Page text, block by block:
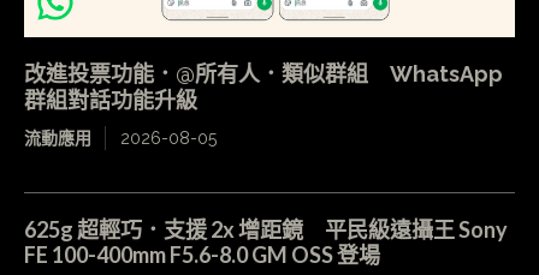
改進投票功能．@所有人．類似群組 WhatsApp
群組對話功能升級
流動應用 2026-08-05
625g 超輕巧．支援 2x 增距鏡 平民級遠攝王 Sony
FE 100-400mm F5.6-8.0 GM OSS 登場